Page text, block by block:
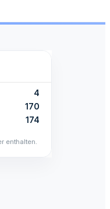
4
170
174
enthalten.